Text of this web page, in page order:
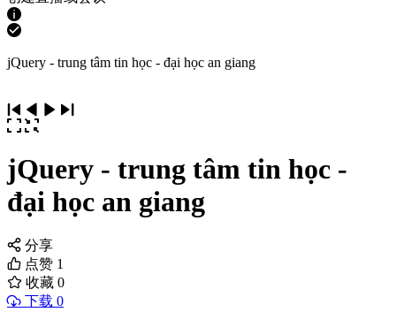
jQuery - trung tâm tin học - đại học an giang
jQuery - trung tâm tin học -
đại học an giang
分享
点赞 1
收藏 0
下载 0